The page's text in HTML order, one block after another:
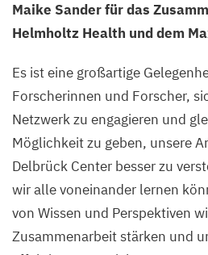
Maike Sander für das
Helmholtz Health und dem
Es ist eine großartige
Forscherinnen und Forscher,
Netzwerk zu engagieren und
Möglichkeit zu geben, unsere
Delbrück Center besser zu
wir alle voneinander lernen
von Wissen und Perspektiven
Zusammenarbeit stärken und